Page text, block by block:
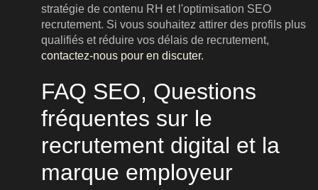
stratégie de contenu RH et l'optimisation SEO
recrutement. Si vous souhaitez attirer des profils plus
qualifiés et réduire vos délais de recrutement,
contactez-nous pour en discuter.
FAQ SEO, Questions
fréquentes sur le
recrutement digital et la
marque employeur